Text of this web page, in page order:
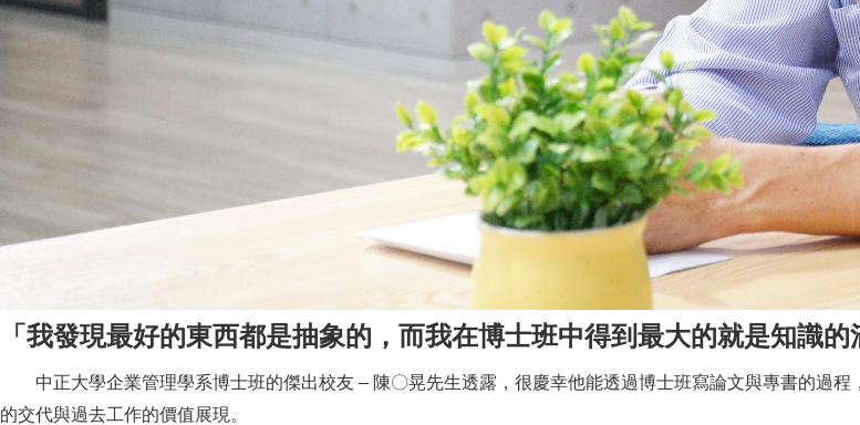
「我發現最好的東西都是抽象的，而我在博士班中得到最大的就是知識的
中正大學企業管理學系博士班的傑出校友 – 陳〇晃先生透露，很慶幸他能透過博士班寫論文與專書的過程
的交代與過去工作的價值展現。